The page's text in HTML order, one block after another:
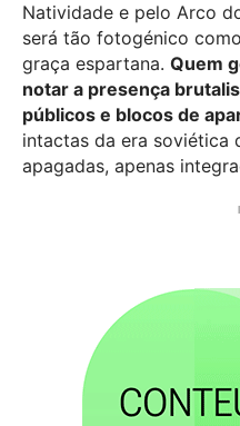
Natividade e pelo Arco
será tão fotogénico
graça espartana. Quem
notar a presença
públicos e blocos de
intactas da era soviética
apagadas, apenas